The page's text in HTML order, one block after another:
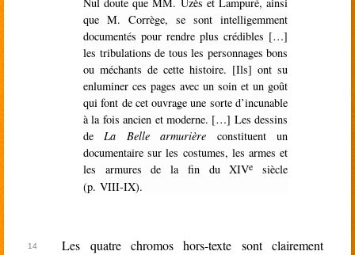
Nul doute que MM. Uzès et Lampuré, ainsi
que M. Corrège, se sont intelligemment
documentés pour rendre plus crédibles […]
les tribulations de tous les personnages bons
ou méchants de cette histoire. [Ils] ont su
enluminer ces pages avec un soin et un goût
qui font de cet ouvrage une sorte d’incunable
à la fois ancien et moderne. […] Les dessins
deLa Belle armurière constituent un
documentaire sur les costumes, les armes et
les armures de la fin du XIVe
siècle
(p. VIII-IX).
Les quatre chromos hors-texte sont clairement